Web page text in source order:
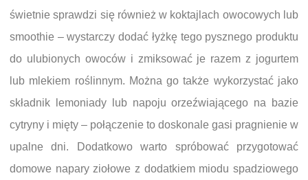
świetnie sprawdzi się również w koktajlach owocowych lub
smoothie – wystarczy dodać łyżkę tego pysznego produktu
do ulubionych owoców i zmiksować je razem z jogurtem
lub mlekiem roślinnym. Można go także wykorzystać jako
składnik lemoniady lub napoju orzeźwiającego na bazie
cytryny i mięty – połączenie to doskonale gasi pragnienie w
upalne dni. Dodatkowo warto spróbować przygotować
domowe napary ziołowe z dodatkiem miodu spadziowego